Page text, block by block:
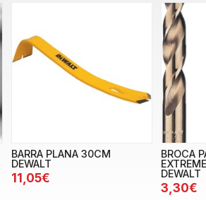
BARRA PLANA 30CM
DEWALT
11,05€
BROCA
DEWALT
3,30€